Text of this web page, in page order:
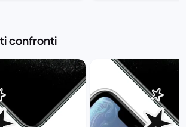
confronti